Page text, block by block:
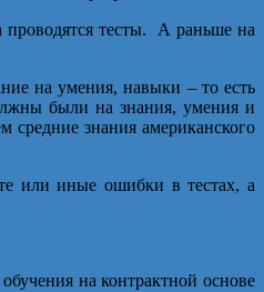
тесты. А раньше на
на умения, навыки – то есть
были на знания, умения и
знания американского
или иные ошибки в тестах, а
на контрактной основе